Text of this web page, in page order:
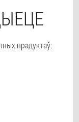
прадуктаў: